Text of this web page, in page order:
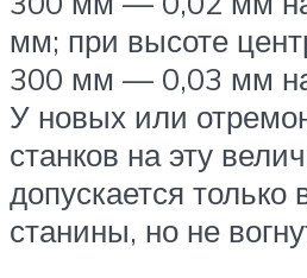
мм; при высоте
300 мм — 0,03 мм
У новых или
станков на эту
допускается только
станины, но не